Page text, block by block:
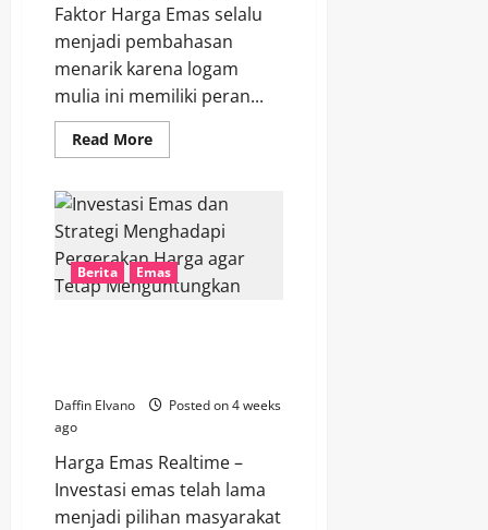
Faktor Harga Emas selalu
menjadi pembahasan
menarik karena logam
mulia ini memiliki peran...
Read MoreRead
more
yang
Membuat
Harga
Emas
Terus
Menarik
Perhatian
Berita Emas
Daffin Elvano
Posted on 4 weeks
ago
Harga Emas Realtime –
Investasi emas telah lama
menjadi pilihan masyarakat